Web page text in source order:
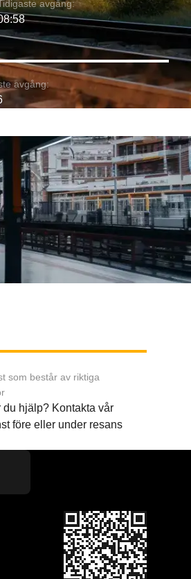
avgång:
avgång:
som består av riktiga
du hjälp? Kontakta vår
före eller under resans